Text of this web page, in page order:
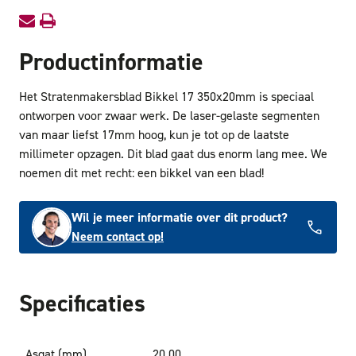
Productinformatie
Het Stratenmakersblad Bikkel 17 350x20mm is speciaal
ontworpen voor zwaar werk. De laser-gelaste segmenten
van maar liefst 17mm hoog, kun je tot op de laatste
millimeter opzagen. Dit blad gaat dus enorm lang mee. We
noemen dit met recht: een bikkel van een blad!
Wil je meer informatie over dit product?
Neem contact op!
Specificaties